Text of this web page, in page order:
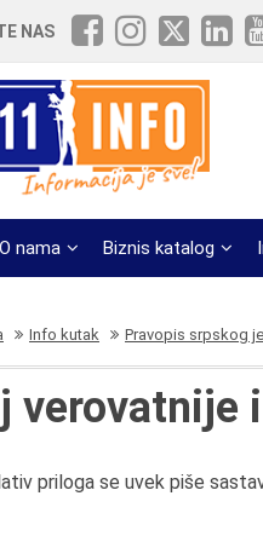
NAS
O nama Biznis katalog
Info kutak Pravopis srpskog
verovatnije
priloga se uvek piše